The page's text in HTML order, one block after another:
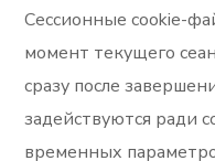
Сессионные cookie-
момент текущего
сразу после
задействуются ради
временных